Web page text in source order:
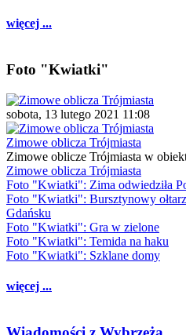
więcej ...
Foto "Kwiatki"
sobota, 13 lutego 2021 11:08
Zimowe oblicza Trójmiasta
Zimowe oblicze Trójmiasta w
Zimowe oblicza Trójmiasta
Foto "Kwiatki": Zima odwiedziła
Foto "Kwiatki": Bursztynowy
Gdańsku
Foto "Kwiatki": Gra w zielone
Foto "Kwiatki": Temida na haku
Foto "Kwiatki": Szklane domy
więcej ...